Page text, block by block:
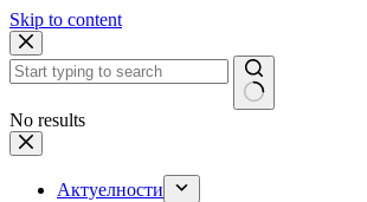
Skip to content
No results
Актуелности